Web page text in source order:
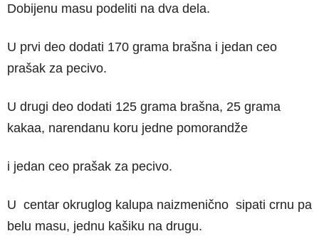
Dobijenu masu podeliti na dva dela.
U prvi deo dodati 170 grama brašna i jedan ceo
prašak za pecivo.
U drugi deo dodati 125 grama brašna, 25 grama
kakaa, narendanu koru jedne pomorandže
i jedan ceo prašak za pecivo.
U centar okruglog kalupa naizmenično sipati crnu pa
belu masu, jednu kašiku na drugu.